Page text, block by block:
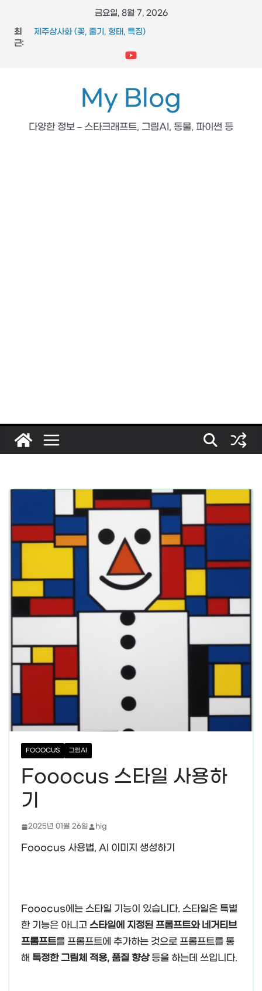
금요일, 8월 7, 2026
최
근:
제주상사화 (꽃, 줄기, 형태, 특징)
스타크래프트 메딕 마법 스킬 (힐, 옵티컬 플레어, 리스토레이
도마뱀 (특징, 생태, 생애, 생김새)
My Blog
다양한 정보 – 스타크래프트, 그림AI, 동물, 파이썬 등
FOOOCUS 그림AI
Fooocus 스타일 사용하
기
2025년 01월 26일 hig
Fooocus 사용법, AI 이미지 생성하기
Fooocus에는 스타일 기능이 있습니다. 스타일은 특별
한 기능은 아니고 스타일에 지정된 프롬프트와 네거티브
프롬프트를 프롬프트에 추가하는 것으로 프롬프트를 통
해 특정한 그림체 적용, 품질 향상등을 하는데 쓰입니다.